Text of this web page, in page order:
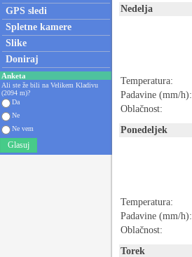
GPS sledi
Spletne kamere
Slike
Doniraj
Anketa
Ali ste že bili na Velikem Kladivu
(2094 m)?
Da
Ne
Ne vem
Glasuj
Nedelja
Temperatura:
Padavine (mm/h):
Oblačnost:
Ponedeljek
Temperatura:
Padavine (mm/h):
Oblačnost:
Torek